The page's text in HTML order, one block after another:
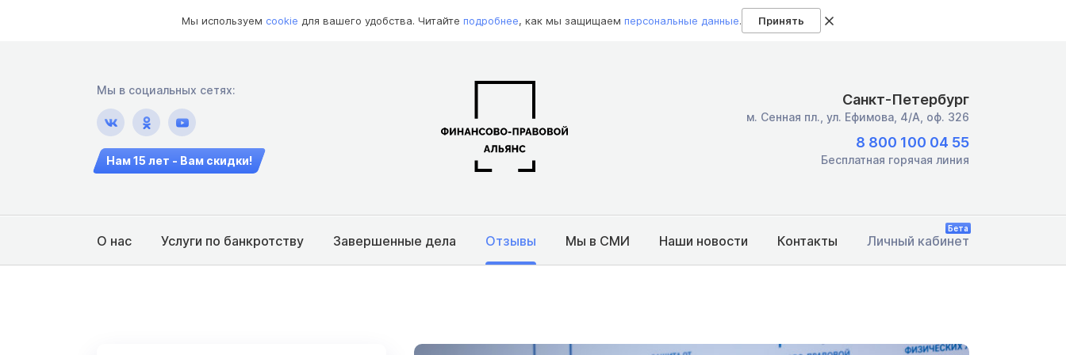
Мы используем cookie для вашего удобства. Читайте подробнее, как мы защищаем персональные данные. Принять
Мы в социальных сетях:
Нам 15 лет - Вам скидки!
Санкт-Петербург
м. Сенная пл., ул. Ефимова, 4/А, оф. 326
8 800 100 04 55
Бесплатная горячая линия
О нас Услуги по банкротству Завершенные дела Отзывы Мы в СМИ Наши новости Контакты Личный кабинет
Бета